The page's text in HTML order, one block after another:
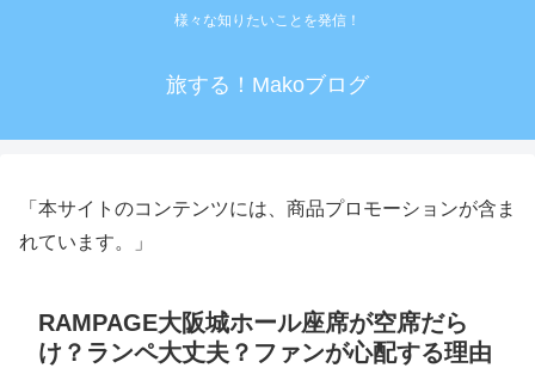
様々な知りたいことを発信！
旅する！Makoブログ
「本サイトのコンテンツには、商品プロモーションが含ま
れています。」
RAMPAGE大阪城ホール座席が空席だら
け？ランペ大丈夫？ファンが心配する理由